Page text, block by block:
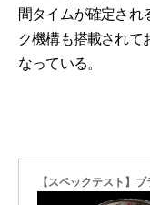
間タイムが確定され
ク機構も搭載されて
なっている。
【スペックテスト】